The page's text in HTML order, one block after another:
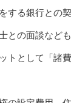
する銀行との
との面談など
トとして「諸